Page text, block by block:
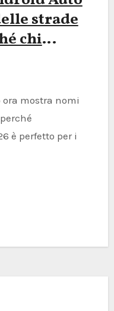
strade
chi
è perfetto per i